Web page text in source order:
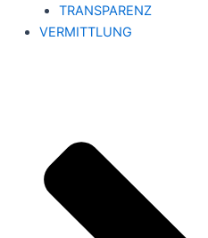
TRANSPARENZ
VERMITTLUNG